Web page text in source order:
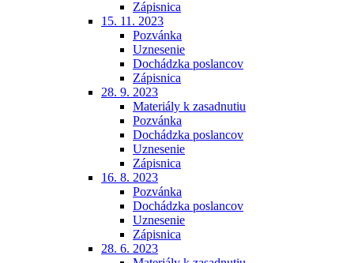
Zápisnica
15. 11. 2023
Pozvánka
Uznesenie
Dochádzka poslancov
Zápisnica
28. 9. 2023
Materiály k zasadnutiu
Pozvánka
Dochádzka poslancov
Uznesenie
Zápisnica
16. 8. 2023
Pozvánka
Dochádzka poslancov
Uznesenie
Zápisnica
28. 6. 2023